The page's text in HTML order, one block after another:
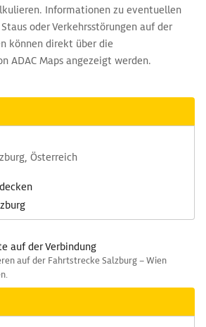
Informationen zu eventuellen
oder Verkehrsstörungen auf der
können direkt über die
ADAC Maps angezeigt werden.
Österreich
auf der Verbindung
auf der Fahrtstrecke Salzburg – Wien